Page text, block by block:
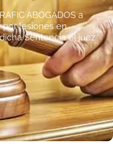
ABOGADOS a
lesiones en
Sentencia el juez